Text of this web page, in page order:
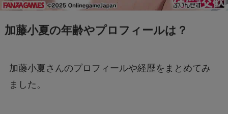
加藤小夏の年齢やプロフィールは？
加藤小夏さんのプロフィールや経歴をまとめてみ
ました。